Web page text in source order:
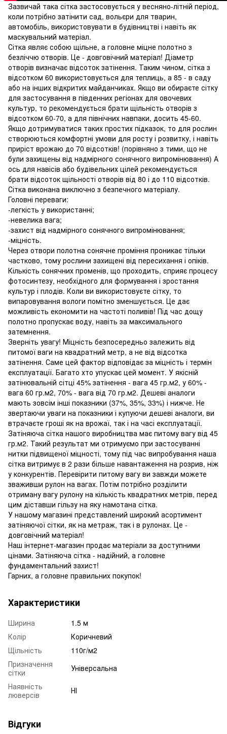
Зазвичай така сітка застосовується у весняно-літній період,
коли потрібно затінити сад, вольєри для тварин,
автомобіль, використовувати в будівництві і навіть як
маскувальний матеріал.
Сітка являє собою щільне, а головне міцне полотно з
безліччю отворів. Це - довговічний матеріал! Діаметр
отворів визначає відсоток затінення. Таким чином, сітка з
відсотком 60 використовується для теплиць, а 85 - в саду
або на інших відкритих майданчиках. Якщо ви обираєте сітку
для застосування в південних регіонах для овочевих
культур, то рекомендується брати щільність отворів з
відсотком 60-70, а для північних навпаки, досить 45-60.
Якщо дотримуватися таких простих підказок, то для рослин
створюються комфортні умови для росту і розвитку, і навіть
приріст врожаю до 70 відсотків! (порівняно з тими, що не
були захищены від надмірного сонячного випромінювання) А
ось для навісів або будівельних цілей рекомендується
брати відсоток щільності отворів від 80 і до 110 відсотків.
Сітка виконана виключно з безпечного матеріалу.
Головні переваги:
-легкість у використанні;
-невелика вага;
-захист від надмірного сонячного випромінювання;
-міцність.
Через отвори полотна сонячне проміння проникає тільки
частково, тому рослини захищені від пересихання і опіків.
Кількість сонячних променів, що проходить, сприяє процесу
фотосинтезу, необхідного для формування і зростання
культур і плодів. Коли ви використовуєте сітку, то
випаровування вологи помітно зменшується. Це дає
можливість економити на частоті поливів! Під час дощу
полотно пропускає воду, навіть за максимального
затемнення.
Зверніть увагу! Міцність безпосередньо залежить від
питомої ваги на квадратний метр, а не від відсотка
затінення. Саме цей фактор відповідає за міцність і термін
експлуатації. Багато хто упускає цей момент. У якісній
затінювальній сітці 45% затінення - вага 45 гр.м2, у 60% -
вага 60 гр.м2, 70% - вага від 70 гр.м2. Дешеві аналоги
мають зовсім інші показники (37%, 35%, 33%) і нижче. Не
звертаючи уваги на показники і купуючи дешеві аналоги, ви
втрачаєте гроші як на врожаї, так і на часі експлуатації.
Затіняюча сітка нашого виробництва має питому вагу від 45
гр.м2. Такий результат ми отримуємо при застосуванні
нитки підвищеної міцності, тому під час випробування наша
сітка витримує в 2 рази більше навантаження на розрив, ніж
у конкурентів. Перевірити питому вагу ви завжди можете
зваживши рулон на вагах. Потім потрібно розділити
отриману вагу рулону на кількість квадратних метрів, перед
цим діставши гільзу на яку намотана сітка.
У нашому магазині представлений широкий асортимент
затіняючої сітки, як на метраж, так і в рулонах. Це -
довговічний матеріал!
Наш інтернет-магазин продає матеріали за доступними
цінами. Затіняюча сітка - надійний, а головне
фундаментальний захист!
Гарних, а головне правильних покупок!
Характеристики
Ширина
1.5 м
Колір
Коричневий
Щільність
110г/м2
Призначення
сітки
Універсальна
Наявність
люверсів
НІ
Відгуки